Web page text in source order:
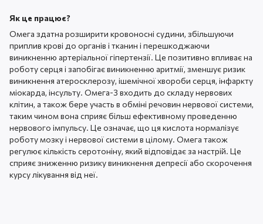
Як це працює?
Омега здатна розширити кровоносні судини, збільшуючи
приплив крові до органів і тканин і перешкоджаючи
виникненню артеріальної гіпертензії. Це позитивно впливає на
роботу серця і запобігає виникненню аритмії, зменшує ризик
виникнення атеросклерозу, ішемічної хвороби серця, інфаркту
міокарда, інсульту. Омега-3 входить до складу нервових
клітин, а також бере участь в обміні речовин нервової системи,
таким чином вона сприяє більш ефективному проведенню
нервового імпульсу. Це означає, що ця кислота нормалізує
роботу мозку і нервової системи в цілому. Омега також
регулює кількість серотоніну, який відповідає за настрій. Це
сприяє зниженню ризику виникнення депресії або скорочення
курсу лікування від неї.